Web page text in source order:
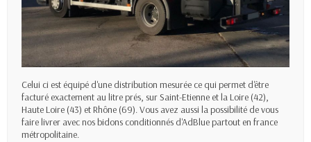
Celui ci est équipé d'une distribution mesurée ce qui permet d'être
facturé exactement au litre prés, sur Saint-Etienne et laLoire (42),
HauteLoire (43) et Rhône (69). Vous avez aussi la possibilité de vous
faire livrer avec nos bidons conditionnés d'AdBluepartout en france
métropolitaine.